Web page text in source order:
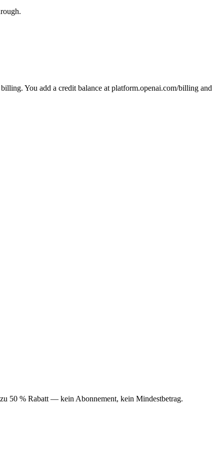
You add a credit balance at platform.openai.com/billing and
50 % Rabatt — kein Abonnement, kein Mindestbetrag.